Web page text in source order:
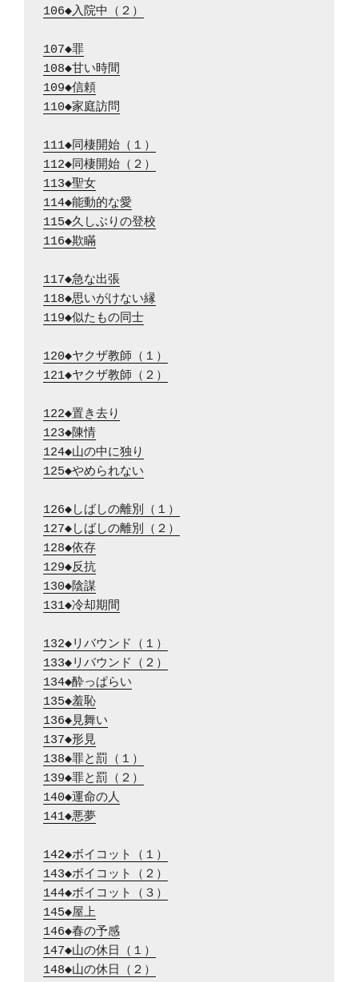
106◆入院中（２）
107◆罪
108◆甘い時間
109◆信頼
110◆家庭訪問
111◆同棲開始（１）
112◆同棲開始（２）
113◆聖女
114◆能動的な愛
115◆久しぶりの登校
116◆欺瞞
117◆急な出張
118◆思いがけない縁
119◆似たもの同士
120◆ヤクザ教師（１）
121◆ヤクザ教師（２）
122◆置き去り
123◆陳情
124◆山の中に独り
125◆やめられない
126◆しばしの離別（１）
127◆しばしの離別（２）
128◆依存
129◆反抗
130◆陰謀
131◆冷却期間
132◆リバウンド（１）
133◆リバウンド（２）
134◆酔っぱらい
135◆羞恥
136◆見舞い
137◆形見
138◆罪と罰（１）
139◆罪と罰（２）
140◆運命の人
141◆悪夢
142◆ボイコット（１）
143◆ボイコット（２）
144◆ボイコット（３）
145◆屋上
146◆春の予感
147◆山の休日（１）
148◆山の休日（２）